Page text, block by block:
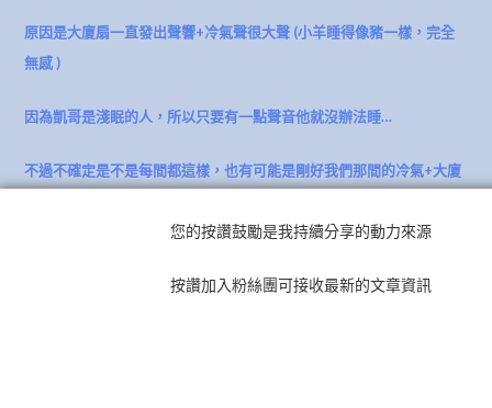
原因是大廈扇一直發出聲響+冷氣聲很大聲 (小羊睡得像豬一樣，完全
無感 )
因為凱哥是淺眠的人，所以只要有一點聲音他就沒辦法睡…
不過不確定是不是每間都這樣，也有可能是剛好我們那間的冷氣+大廈
您的按讚鼓勵是我持續分享的動力來源
按讚加入粉絲團可接收最新的文章資訊